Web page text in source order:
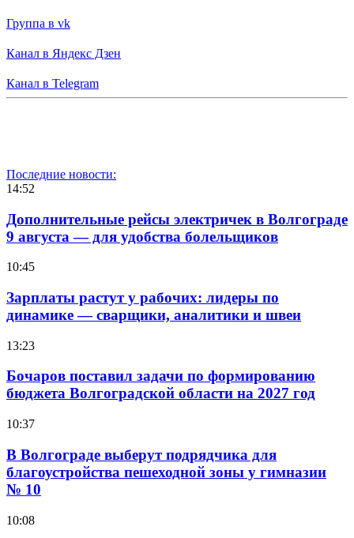
Группа в vk
Канал в Яндекс Дзен
Канал в Telegram
Последние новости:
14:52
Дополнительные рейсы электричек в Волгограде
9 августа — для удобства болельщиков
10:45
Зарплаты растут у рабочих: лидеры по
динамике — сварщики, аналитики и швеи
13:23
Бочаров поставил задачи по формированию
бюджета Волгоградской области на 2027 год
10:37
В Волгограде выберут подрядчика для
благоустройства пешеходной зоны у гимназии
№ 10
10:08